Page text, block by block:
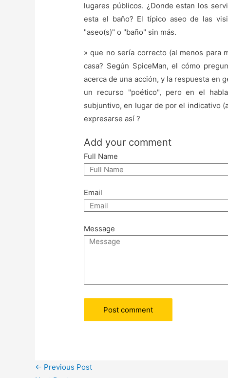
lugares públicos. ¿Donde estan los
esta el baño? El típico aseo de las
"aseo(s)" o "baño" sin más.
» que no sería correcto (al menos para
casa? Según SpiceMan, el cómo
acerca de una acción, y la respuesta en
un recurso "poético", pero en el
subjuntivo, en lugar de por el indicativo
expresarse así ?
Add your comment
Full Name
Email
Message
← Previous Post